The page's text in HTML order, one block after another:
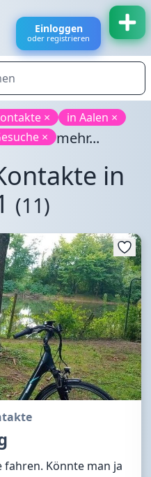
Einloggen
oder registrieren
×
in Aalen ×
× mehr...
in
(11)
fahren. Könnte man ja